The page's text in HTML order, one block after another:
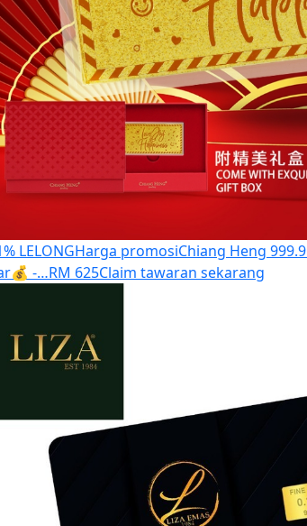
LELONGHarga promosiChiang Heng
-…RM 625Claim tawaran sekarang